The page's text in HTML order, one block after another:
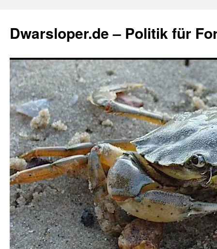
springen
Dwarsloper.de – Politik für